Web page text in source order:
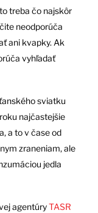
treba čo najskôr
neodporúča
ani kvapky. Ak
vyhľadať
sviatku
najčastejšie
a to v čase od
zraneniam, ale
jedla
agentúryTASR